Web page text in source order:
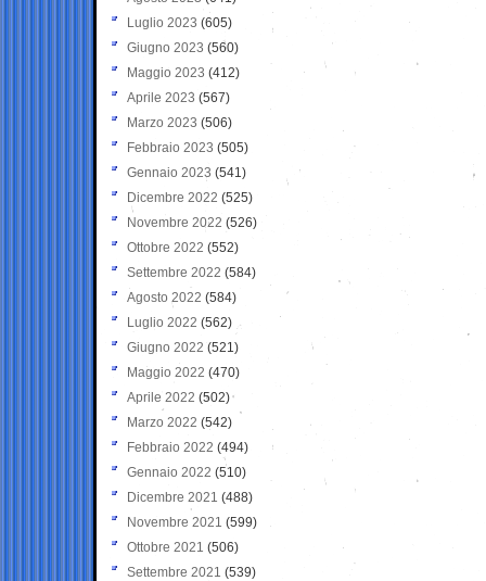
Luglio 2023 (605)
Giugno 2023 (560)
Maggio 2023 (412)
Aprile 2023 (567)
Marzo 2023 (506)
Febbraio 2023 (505)
Gennaio 2023 (541)
Dicembre 2022 (525)
Novembre 2022 (526)
Ottobre 2022 (552)
Settembre 2022 (584)
Agosto 2022 (584)
Luglio 2022 (562)
Giugno 2022 (521)
Maggio 2022 (470)
Aprile 2022 (502)
Marzo 2022 (542)
Febbraio 2022 (494)
Gennaio 2022 (510)
Dicembre 2021 (488)
Novembre 2021 (599)
Ottobre 2021 (506)
Settembre 2021 (539)